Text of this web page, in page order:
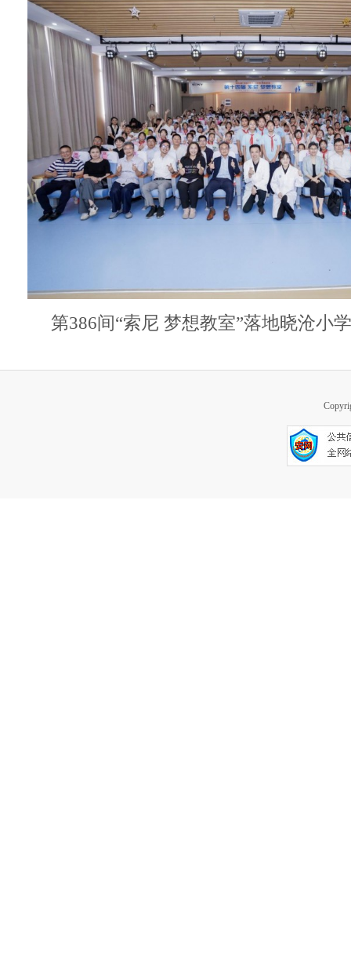
第386间“索尼 梦想教室”落地晓沧小